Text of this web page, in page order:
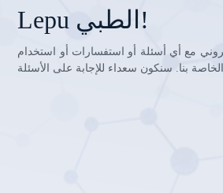
Lepu الطبي!
مع أي أسئلة أو استفسارات أو استخدام